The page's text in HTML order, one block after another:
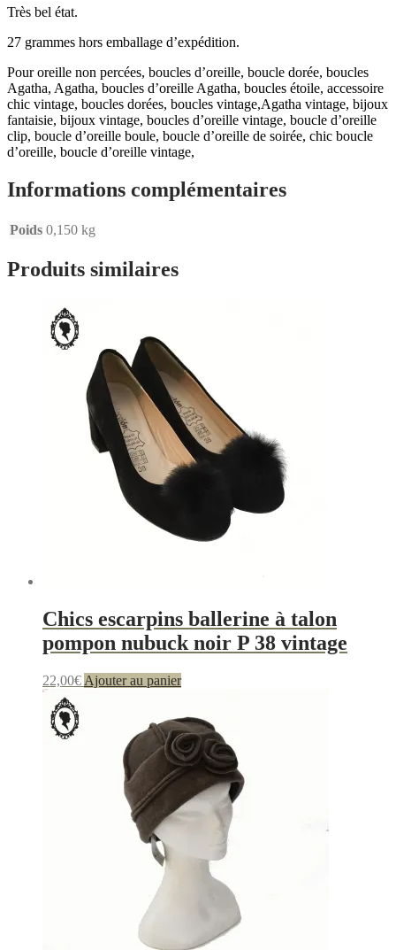
Très bel état.
27 grammes hors emballage d’expédition.
Pour oreille non percées, boucles d’oreille, boucle dorée, boucles
Agatha, Agatha, boucles d’oreille Agatha, boucles étoile, accessoire
chic vintage, boucles dorées, boucles vintage,Agatha vintage, bijoux
fantaisie, bijoux vintage, boucles d’oreille vintage, boucle d’oreille
clip, boucle d’oreille boule, boucle d’oreille de soirée, chic boucle
d’oreille, boucle d’oreille vintage,
Informations complémentaires
Poids 0,150 kg
Produits similaires
Chics escarpins ballerine à talon
pompon nubuck noir P 38 vintage
22,00€ Ajouter au panier